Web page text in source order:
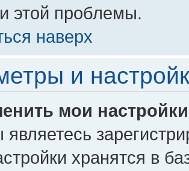
этой проблемы.
наверх
и
мои
хранятся в